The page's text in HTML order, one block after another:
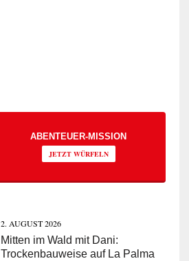
ABENTEUER-MISSION
JETZT WÜRFELN
2. AUGUST 2026
Mitten im Wald mit Dani:
Trockenbauweise auf La Palma